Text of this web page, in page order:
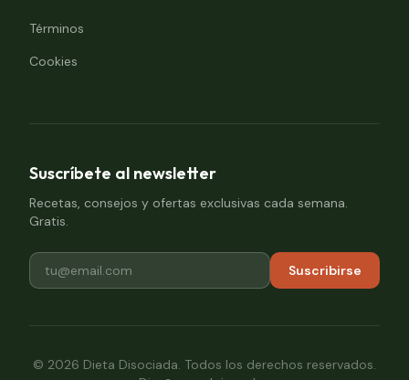
Términos
Cookies
Suscríbete al newsletter
Recetas, consejos y ofertas exclusivas cada semana.
Gratis.
Suscribirse
© 2026 Dieta Disociada. Todos los derechos reservados.